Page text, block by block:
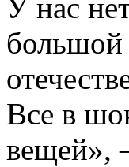
У нас
большой
Все в
вещей»,